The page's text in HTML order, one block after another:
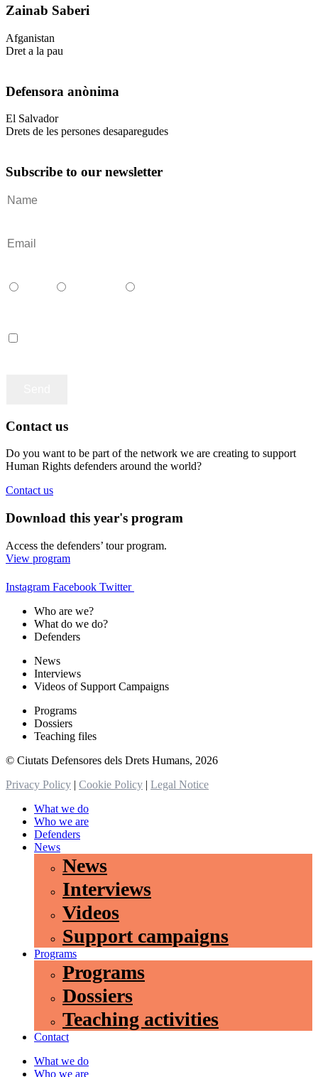
Zainab Saberi
Afganistan
Dret a la pau
Defensora anònima
El Salvador
Drets de les persones desaparegudes
Subscribe to our newsletter
Contact us
Do you want to be part of the network we are creating to support
Human Rights defenders around the world?
Contact us
Download this year's program
Access the defenders’ tour program.
View program
Instagram Facebook Twitter
Who are we?
What do we do?
Defenders
News
Interviews
Videos of Support Campaigns
Programs
Dossiers
Teaching files
© Ciutats Defensores dels Drets Humans, 2026
Privacy Policy | Cookie Policy | Legal Notice
What we do
Who we are
Defenders
News
News
Interviews
Videos
Support campaigns
Programs
Programs
Dossiers
Teaching activities
Contact
What we do
Who we are